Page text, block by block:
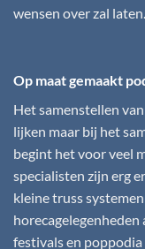
wensen over zal laten.
Op maat gemaakt
Het samenstellen
lijken maar bij het
begint het voor veel
specialisten zijn erg
kleine truss
horecagelegenheden
festivals en